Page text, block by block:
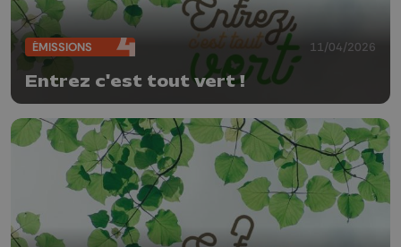
ÉMISSIONS 11/04/2026
Entrez c'est tout vert !